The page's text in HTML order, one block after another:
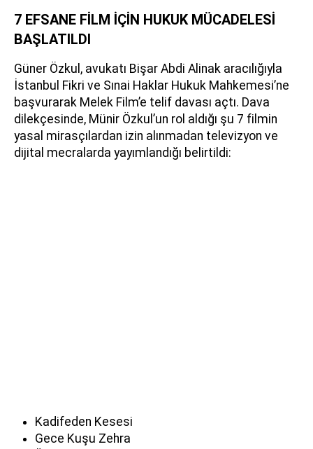
7 EFSANE FİLM İÇİN HUKUK MÜCADELESİ
BAŞLATILDI
Güner Özkul, avukatı Bişar Abdi Alinak aracılığıyla
İstanbul Fikri ve Sınai Haklar Hukuk Mahkemesi’ne
başvurarak Melek Film’e telif davası açtı. Dava
dilekçesinde, Münir Özkul’un rol aldığı şu 7 filmin
yasal mirasçılardan izin alınmadan televizyon ve
dijital mecralarda yayımlandığı belirtildi:​​​​​​
Kadifeden Kesesi
Gece Kuşu Zehra